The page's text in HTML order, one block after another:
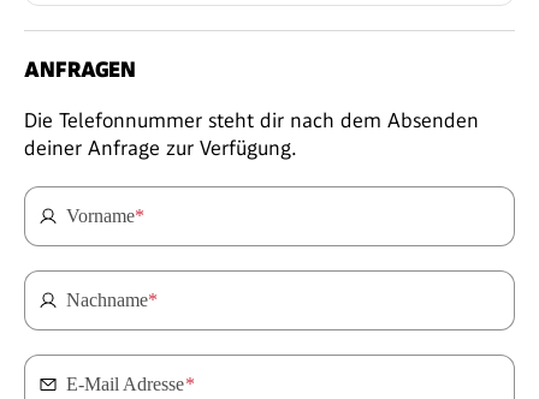
ANFRAGEN
Die Telefonnummer steht dir nach dem Absenden
deiner Anfrage zur Verfügung.
Vorname*
Nachname*
E-Mail Adresse*